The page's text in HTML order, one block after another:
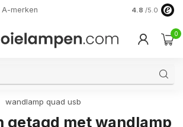
merken 4.8 /5.0
0
wandlamp quad usb
getagd met wandlamp